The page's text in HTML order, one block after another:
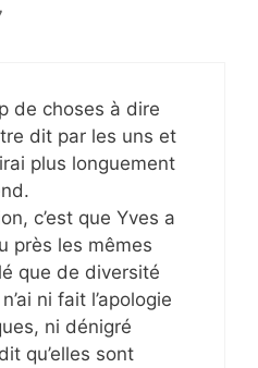
de choses à dire
dit par les uns et
plus longuement
c’est que Yves a
près les mêmes
que de diversité
ni fait l’apologie
ni dénigré
qu’elles sont